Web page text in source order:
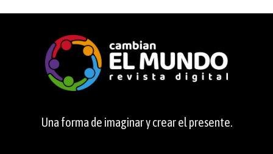
Una forma de imaginar y crear el presente.